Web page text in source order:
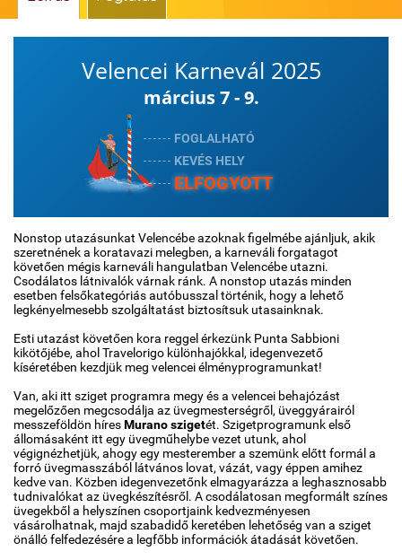
Térkép
Velencei Karnevál 2025
március 7 - 9.
FOGLALHATÓ
KEVÉS HELY
ELFOGYOTT
Nonstop utazásunkat Velencébe azoknak figelmébe ajánljuk, akik
szeretnének a koratavazi melegben, a karneváli forgatagot
követően mégis karneváli hangulatban Velencébe utazni.
Csodálatos látnivalók várnak ránk. A nonstop utazás minden
esetben felsőkategóriás autóbusszal történik, hogy a lehető
legkényelmesebb szolgáltatást biztosítsuk utasainknak.
Esti utazást követően kora reggel érkezünk Punta Sabbioni
kikötőjébe, ahol Travelorigo különhajókkal, idegenvezető
kíséretében kezdjük meg velencei élményprogramunkat!
Van, aki itt sziget programra megy és a velencei behajózást
megelőzően megcsodálja az üvegmesterségről, üveggyárairól
messzeföldön híresMurano szigetét. Szigetprogramunk első
állomásaként itt egy üvegműhelybe vezet utunk, ahol
végignézhetjük, ahogy egy mesterember a szemünk előtt formál a
forró üvegmasszából látvános lovat, vázát, vagy éppen amihez
kedve van. Közben idegenvezetőnk elmagyarázza a leghasznosabb
tudnivalókat az üvegkészítésről. A csodálatosan megformált színes
üvegekből a helyszínen csoportjaink kedvezményesen
vásárolhatnak, majd szabadidő keretében lehetőség van a sziget
önálló felfedezésére a legfőbb információk átadását követően.